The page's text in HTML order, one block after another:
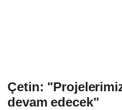
Çetin:
devam edecek"